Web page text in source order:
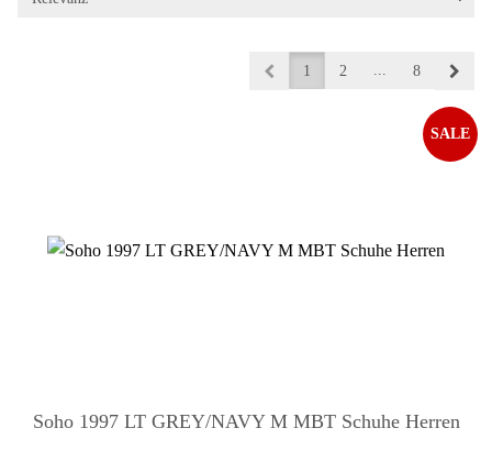
1 2 ... 8
Soho 1997 LT GREY/NAVY M MBT Schuhe Herren
SALE